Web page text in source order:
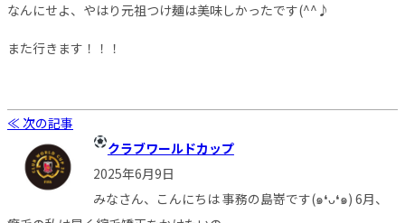
なんにせよ、やはり元祖つけ麺は美味しかったです(^^♪
また行きます！！！
≪ 次の記事
クラブワールドカップ
2025年6月9日
みなさん、こんにちは 事務の島嵜です(๑❛ᴗ❛๑) 6月、